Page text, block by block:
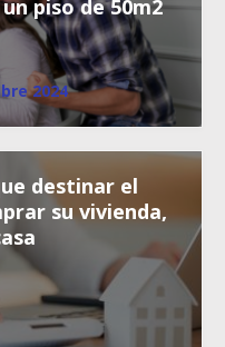
piso de 50m2
2024
destinar el
su vivienda,